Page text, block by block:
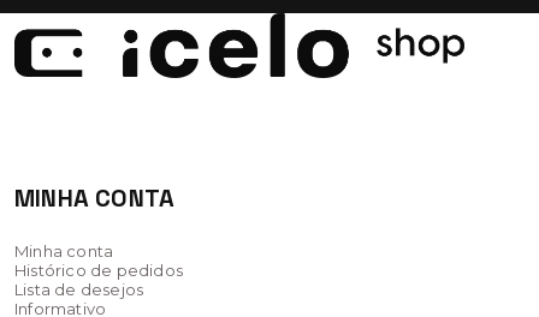
MINHA CONTA
Minha conta
Histórico de pedidos
Lista de desejos
Informativo